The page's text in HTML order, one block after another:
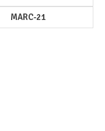
MARC-21